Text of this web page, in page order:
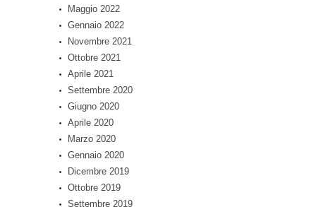
Maggio 2022
Gennaio 2022
Novembre 2021
Ottobre 2021
Aprile 2021
Settembre 2020
Giugno 2020
Aprile 2020
Marzo 2020
Gennaio 2020
Dicembre 2019
Ottobre 2019
Settembre 2019